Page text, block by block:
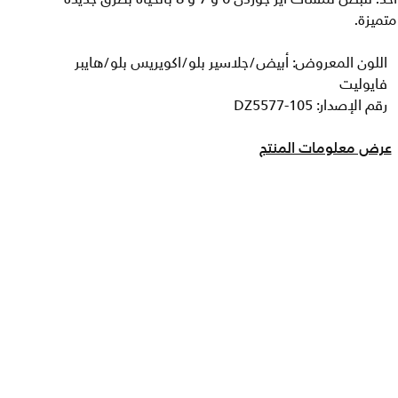
اللون المعروض: أبيض/جلاسير بلو/اكويريس بلو/هايبر
فايوليت
رقم الإصدار: DZ5577-105
عرض معلومات المنتج